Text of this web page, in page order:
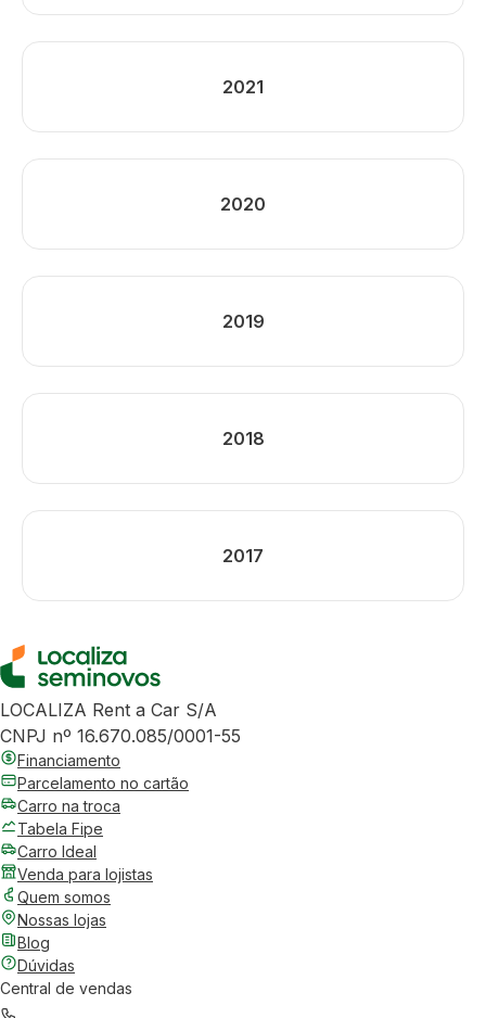
2021
2020
2019
2018
2017
LOCALIZA Rent a Car S/A
CNPJ nº 16.670.085/0001-55
Financiamento
Parcelamento no cartão
Carro na troca
Tabela Fipe
Carro Ideal
Venda para lojistas
Quem somos
Nossas lojas
Blog
Dúvidas
Central de vendas